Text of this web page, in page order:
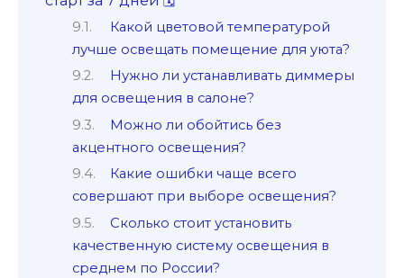
Какой цветовой температурой
лучше освещать помещение для уюта?
Нужно ли устанавливать диммеры
для освещения в салоне?
Можно ли обойтись без
акцентного освещения?
Какие ошибки чаще всего
совершают при выборе освещения?
Сколько стоит установить
качественную систему освещения в
среднем по России?